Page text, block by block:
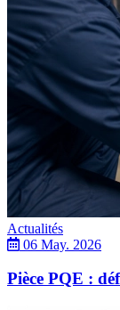
Actualités
06 May. 2026
Pièce PQE :